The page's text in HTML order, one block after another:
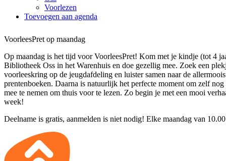
Voorlezen
Toevoegen aan agenda
VoorleesPret op maandag
Op maandag is het tijd voor VoorleesPret! Kom met je kindje (tot 4
Bibliotheek Oss in het Warenhuis en doe gezellig mee. Zoek een
voorleeskring op de jeugdafdeling en luister samen naar de
prentenboeken. Daarna is natuurlijk het perfecte moment om zelf
mee te nemen om thuis voor te lezen. Zo begin je met een mooi
week!
Deelname is gratis, aanmelden is niet nodig! Elke maandag van